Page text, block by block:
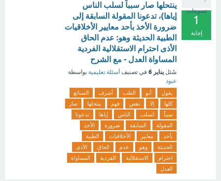
تصويتات
1
إجابة
ينتحلها صار سبباً لسلب الناس
إياها)، تدعونا المقولة السابقة إلى
ضرورة الأخذ بأحد معايير الأخلاقيات
الطبية الحديثة وهو: عدم الحاق
الأذى احترام الاستقلالية الفردية
المساواة العدل - مع الشرح
سُئل يناير 6 في تصنيف أسئلة تعليمية بواسطة
عبود
يقول أبو الطب أشرف
الصنائع
كلها
إلا نقص فهم ينتحلها
صار
سبباً
لسلب الناس إياها
تدعونا
المقولة
السابقة ضرورة
الأخذ
بأحد
معايير الأخلاقيات
الطبية
الحديثة
وهو عدم الحاق
الأذى
احترام
الاستقلالية الفردية
المساواة
العدل